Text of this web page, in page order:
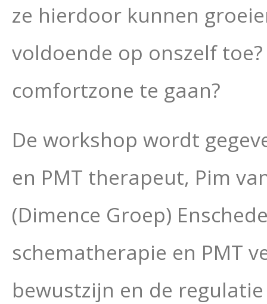
ze hierdoor kunnen
voldoende op onszelf
comfortzone te gaan?
De workshop wordt
en PMT therapeut, Pim
(Dimence Groep)
schematherapie en PMT
bewustzijn en de